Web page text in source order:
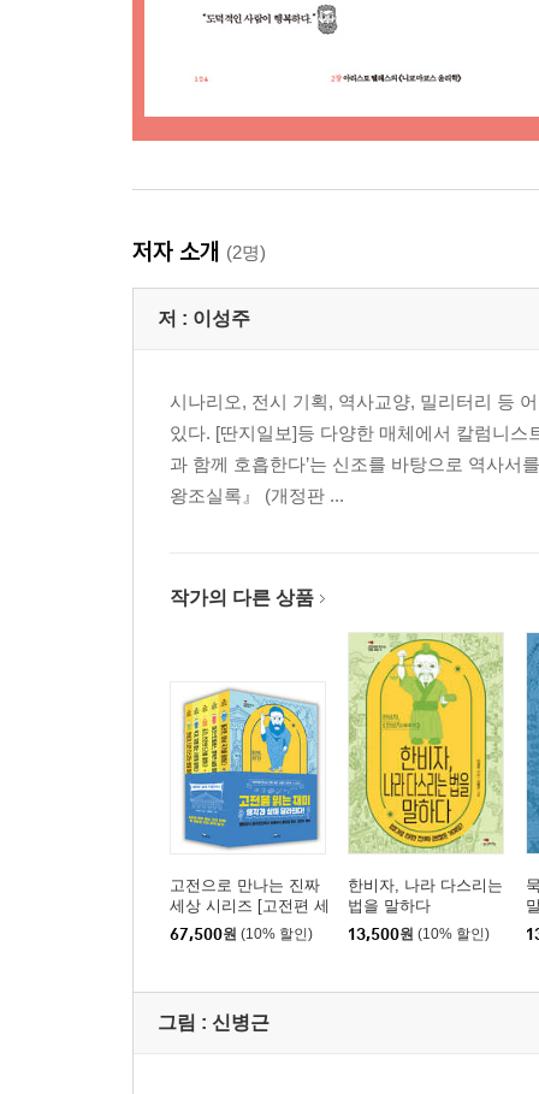
저자 소개 (2명)
저 : 이성주
시나리오, 전시 기획, 역사교양, 밀리터리 등
있다. [딴지일보]등 다양한 매체에서 칼럼니스
과 함께 호흡한다’는 신조를 바탕으로 역사서
왕조실록』 (개정판 ...
작가의 다른 상품
고전으로 만나는 진짜
세상 시리즈 [고전편 세
트]
67,500원 (10% 할인)
한비자, 나라 다스리는
법을 말하다
13,500원 (10% 할인)
그림 : 신병근